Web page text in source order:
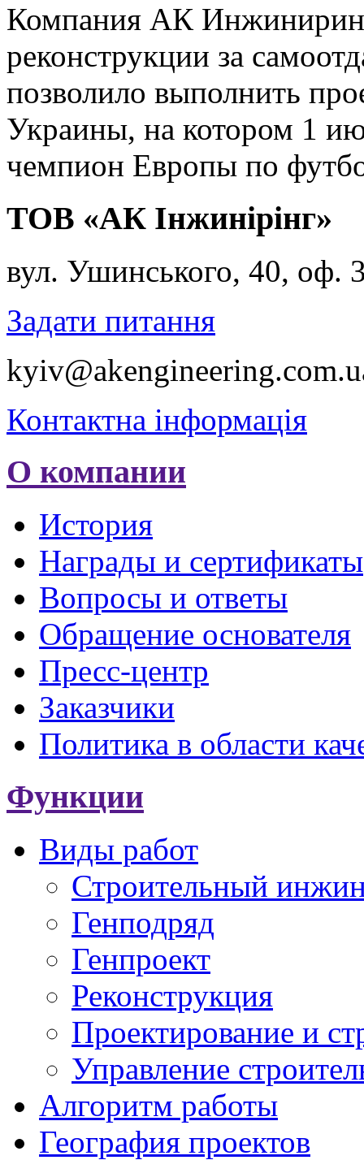
Компания АК Инжиниринг
реконструкции за
позволило выполнить
Украины, на котором 1
чемпион Европы по
ТОВ «АК Інжинірінг»
вул. Ушинського, 40, оф.
Задати питання
Контактна інформація
О компании
История
Награды и сертификаты
Вопросы и ответы
Обращение основателя
Пресс-центр
Заказчики
Политика в области
Функции
Виды работ
Строительный
Генподряд
Генпроект
Реконструкция
Проектирование и
Управление
Алгоритм работы
География проектов